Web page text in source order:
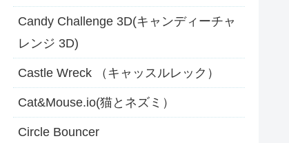
Candy Challenge 3D(キャンディーチャ
レンジ 3D)
Castle Wreck （キャッスルレック）
Cat&Mouse.io(猫とネズミ）
Circle Bouncer